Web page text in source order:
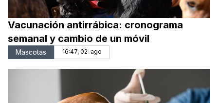
Vacunación antirrábica: cronograma
semanal y cambio de un móvil
Mascotas 16:47, 02-ago